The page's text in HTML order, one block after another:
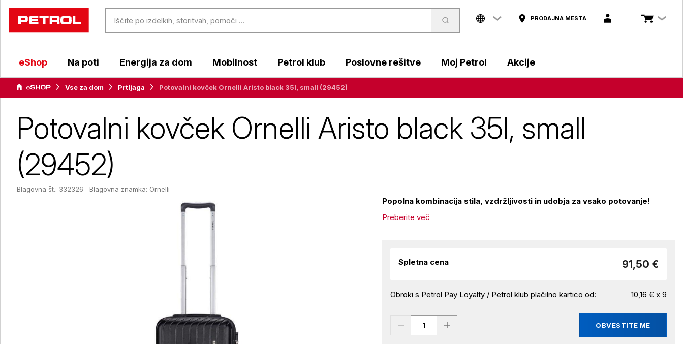
PRODAJNA MESTA
eShop Na poti Energija za dom Mobilnost Petrol klub Poslovne rešitve Moj Petrol Akcije
Vse za dom Prtljaga Potovalni kovček Ornelli Aristo black 35l, small (29452)
Potovalni kovček Ornelli Aristo black 35l, small
(29452)
Blagovna št.: 332326 Blagovna znamka: Ornelli
Popolna kombinacija stila, vzdržljivosti in udobja za vsako potovanje!
Preberite več
Spletna cena 91,50 €
Obroki s Petrol Pay Loyalty / Petrol klub plačilno kartico od: 10,16 € x 9
OBVESTITE ME